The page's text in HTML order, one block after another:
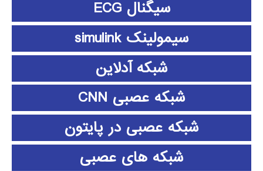
سیگنال ECG
سیمولینک simulink
شبکه آدلاین
شبکه عصبی CNN
شبکه عصبی در پایتون
شبکه های عصبی